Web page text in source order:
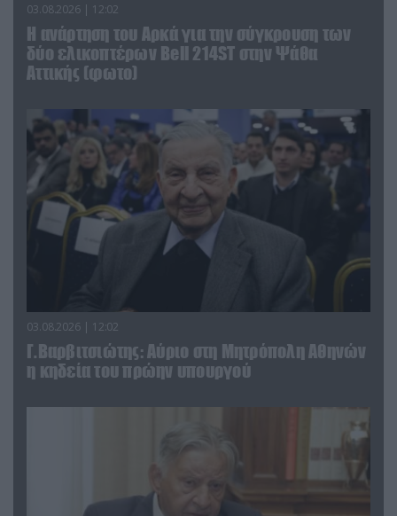
03.08.2026 | 12:02
Η ανάρτηση του Αρκά για την σύγκρουση των
δύο ελικοπτέρων Bell 214ST στην Ψάθα
Αττικής (φωτο)
03.08.2026 | 12:02
Γ.Βαρβιτσιώτης: Aύριο στη Μητρόπολη Αθηνών
η κηδεία του πρώην υπουργού